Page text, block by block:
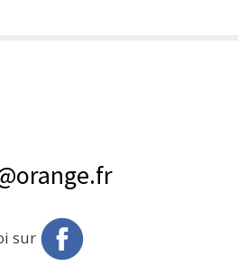
sur